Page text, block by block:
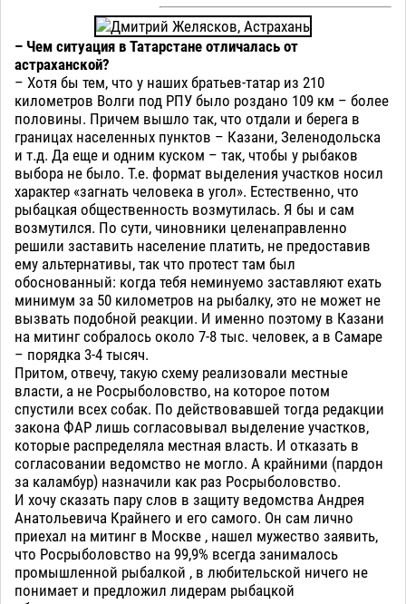
– Чем ситуация в Татарстане отличалась от
астраханской?
– Хотя бы тем, что у наших братьев-татар из 210
километров Волги под РПУ было роздано 109 км – более
половины. Причем вышло так, что отдали и берега в
границах населенных пунктов – Казани, Зеленодольска
и т.д. Да еще и одним куском – так, чтобы у рыбаков
выбора не было. Т.е. формат выделения участков носил
характер «загнать человека в угол». Естественно, что
рыбацкая общественность возмутилась. Я бы и сам
возмутился. По сути, чиновники целенаправленно
решили заставить население платить, не предоставив
ему альтернативы, так что протест там был
обоснованный: когда тебя неминуемо заставляют ехать
минимум за 50 километров на рыбалку, это не может не
вызвать подобной реакции. И именно поэтому в Казани
на митинг собралось около 7-8 тыс. человек, а в Самаре
– порядка 3-4 тысяч.
Притом, отвечу, такую схему реализовали местные
власти, а не Росрыболовство, на которое потом
спустили всех собак. По действовавшей тогда редакции
закона ФАР лишь согласовывал выделение участков,
которые распределяла местная власть. И отказать в
согласовании ведомство не могло. А крайними (пардон
за каламбур) назначили как раз Росрыболовство.
И хочу сказать пару слов в защиту ведомства Андрея
Анатольевича Крайнего и его самого. Он сам лично
приехал на митинг в Москве , нашел мужество заявить,
что Росрыболовство на 99,9% всегда занималось
промышленной рыбалкой , в любительской ничего не
понимает и предложил лидерам рыбацкой